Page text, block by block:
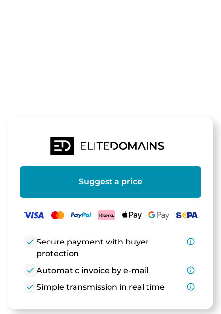
Suggest a price
check Secure payment with buyer
protection
info_outline
check Automatic invoice by e-mail
info_outline
check Simple transmission in real time info_outline